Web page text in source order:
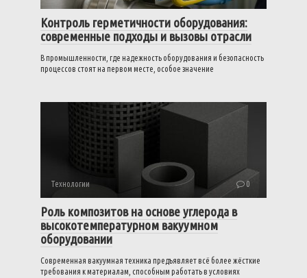
Контроль герметичности оборудования:
современные подходы и вызовы отрасли
В промышленности, где надежность оборудования и безопасность
процессов стоят на первом месте, особое значение
Технологии 0
Роль композитов на основе углерода в
высокотемпературном вакуумном
оборудовании
Современная вакуумная техника предъявляет всё более жёсткие
требования к материалам, способным работать в условиях